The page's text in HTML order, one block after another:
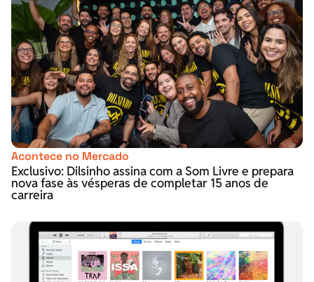
Acontece no Mercado
Exclusivo: Dilsinho assina com a Som Livre e prepara
nova fase às vésperas de completar 15 anos de
carreira